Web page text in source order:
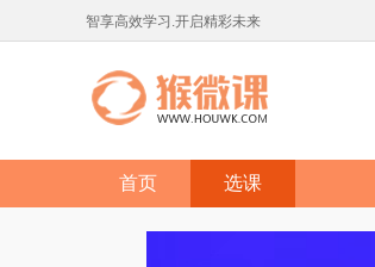
智享高效学习.开启精彩未来
首页 选课